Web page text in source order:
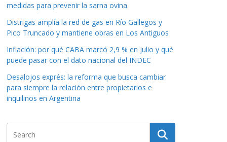
medidas para prevenir la sarna ovina
Distrigas amplía la red de gas en Río Gallegos y
Pico Truncado y mantiene obras en Los Antiguos
Inflación: por qué CABA marcó 2,9 % en julio y qué
puede pasar con el dato nacional del INDEC
Desalojos exprés: la reforma que busca cambiar
para siempre la relación entre propietarios e
inquilinos en Argentina